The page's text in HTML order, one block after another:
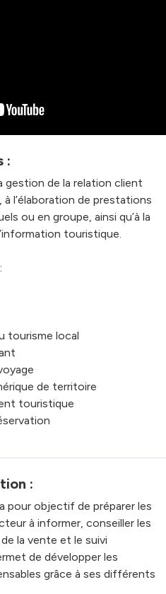
:
de la relation client
l’élaboration de prestations
ou en groupe, ainsi qu’à la
touristique.
tourisme local
de territoire
touristique
:
pour objectif de préparer les
à informer, conseiller les
la vente et le suivi
de développer les
grâce à ses différents